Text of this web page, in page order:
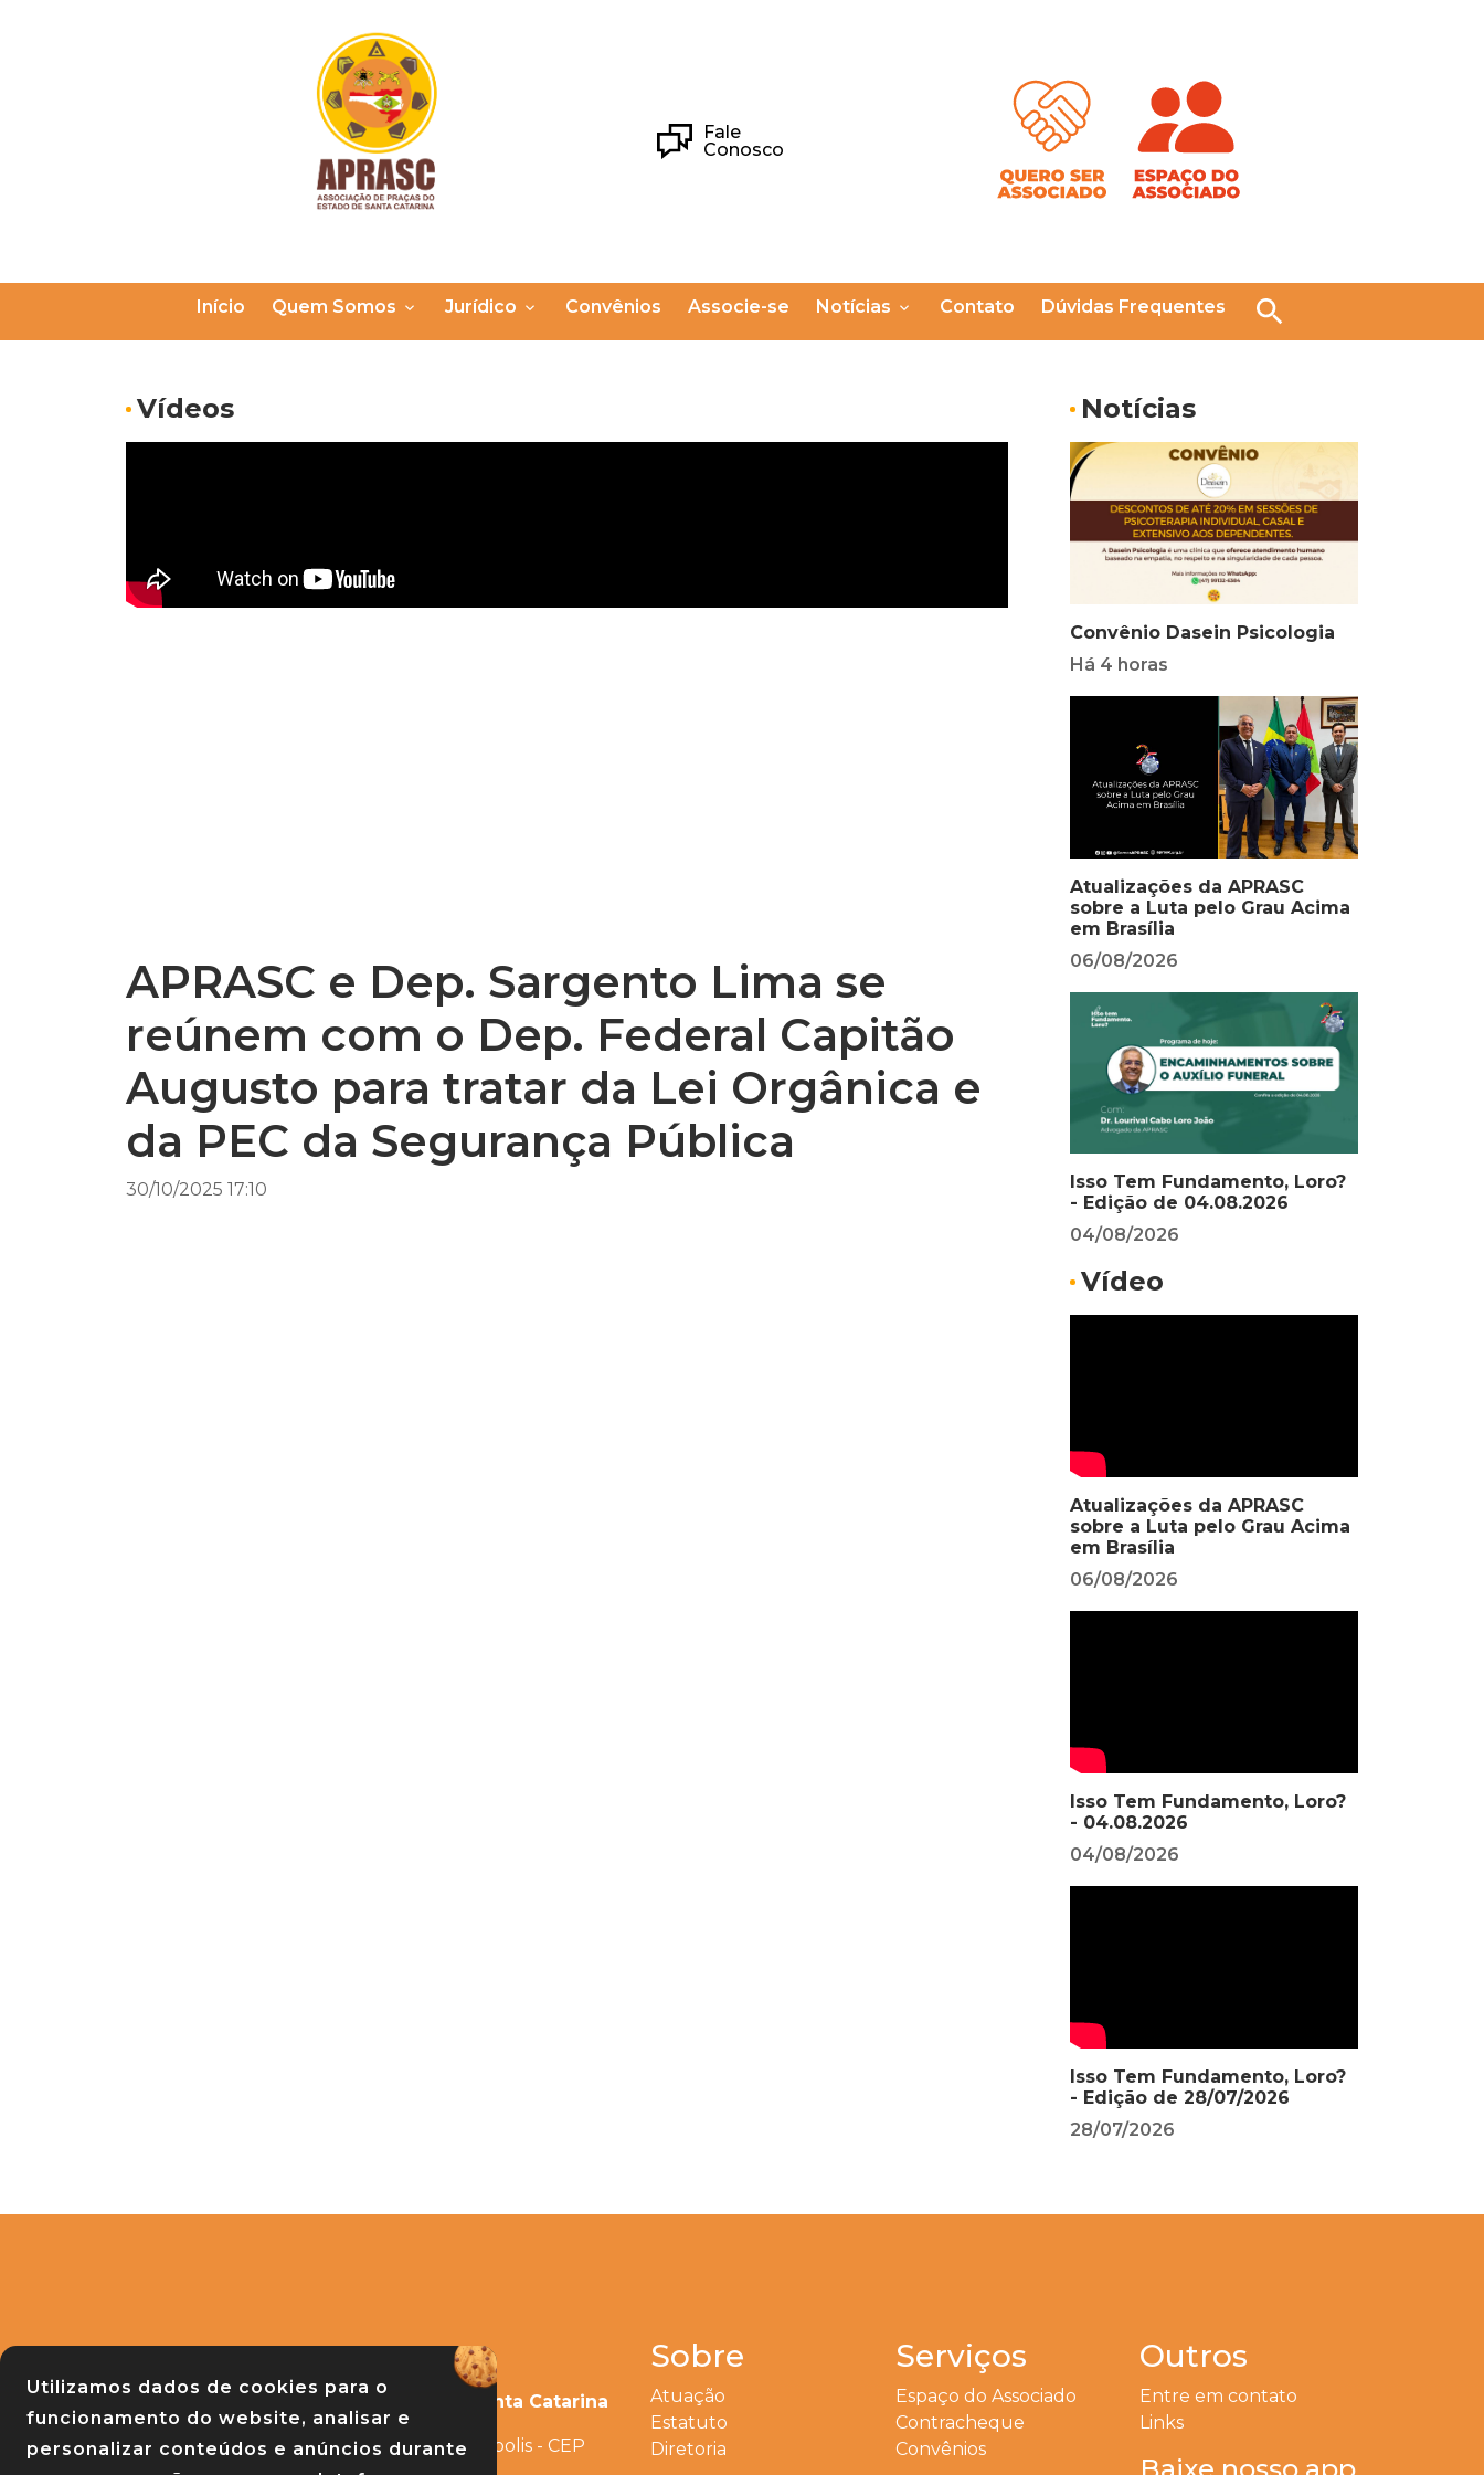
Fale
Conosco
Pesquisar
Início Quem Somos Jurídico Convênios Associe-se Notícias Contato Dúvidas Frequentes
Vídeos
APRASC e Dep. Sargento Lima se
reúnem com o Dep. Federal Capitão
Augusto para tratar da Lei Orgânica e
da PEC da Segurança Pública
30/10/2025 17:10
Notícias
Convênio Dasein Psicologia
Há 4 horas
Atualizações da APRASC
sobre a Luta pelo Grau Acima
em Brasília
06/08/2026
Isso Tem Fundamento, Loro?
- Edição de 04.08.2026
04/08/2026
Vídeo
Atualizações da APRASC
sobre a Luta pelo Grau Acima
em Brasília
06/08/2026
Isso Tem Fundamento, Loro?
- 04.08.2026
04/08/2026
Isso Tem Fundamento, Loro?
- Edição de 28/07/2026
28/07/2026
Utilizamos dados de cookies para o
funcionamento do website, analisar e
personalizar conteúdos e anúncios durante
APRASC
Associação de Praças do Estado de Santa Catarina
Rua Raul Machado 139 - Centro - Florianópolis - CEP
Sobre
Atuação
Estatuto
Diretoria
Serviços
Espaço do Associado
Contracheque
Convênios
Outros
Entre em contato
Links